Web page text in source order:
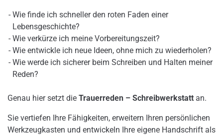
Wie finde ich schneller den roten Faden einer
Lebensgeschichte?
Wie verkürze ich meine Vorbereitungszeit?
Wie entwickle ich neue Ideen, ohne mich zu wiederholen?
Wie werde ich sicherer beim Schreiben und Halten meiner
Reden?
Genau hier setzt die Trauerreden – Schreibwerkstatt an.
Sie vertiefen Ihre Fähigkeiten, erweitern Ihren persönlichen
Werkzeugkasten und entwickeln Ihre eigene Handschrift als